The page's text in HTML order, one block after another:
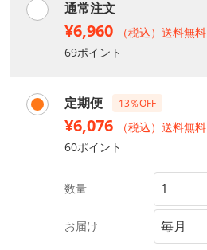
通常注文
¥6,960
（税込）送料無料
69ポイント
定期便 13％OFF
¥6,076
（税込）送料無料
60ポイント
数量
お届け